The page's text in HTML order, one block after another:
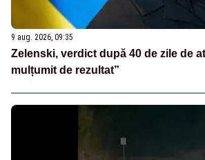
9 aug. 2026, 09:35
Zelenski, verdict după 40 de zile de
mulțumit de rezultat”